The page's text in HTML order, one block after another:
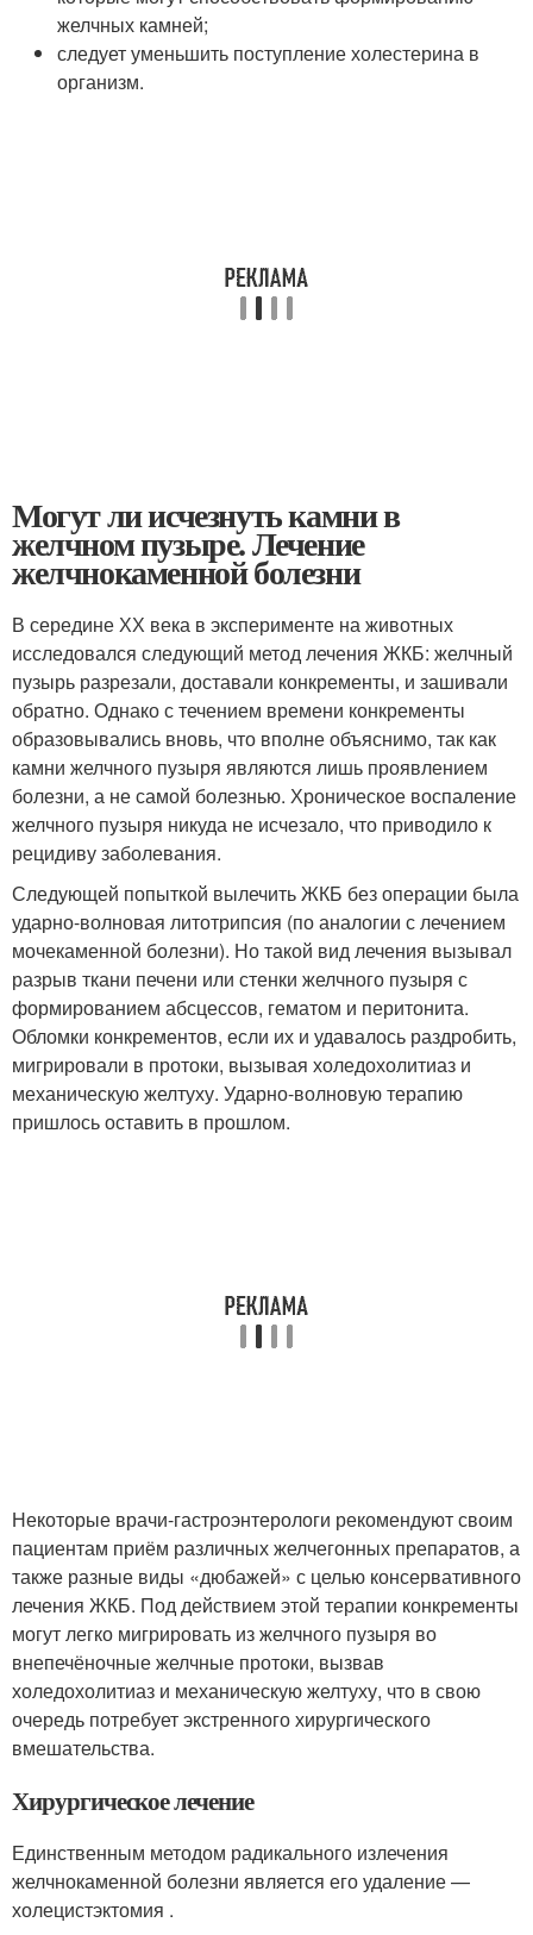
желчных камней;
следует уменьшить поступление холестерина в
организм.
Могут ли исчезнуть камни в
желчном пузыре. Лечение
желчнокаменной болезни
В середине ХХ века в эксперименте на животных
исследовался следующий метод лечения ЖКБ: желчный
пузырь разрезали, доставали конкременты, и зашивали
обратно. Однако с течением времени конкременты
образовывались вновь, что вполне объяснимо, так как
камни желчного пузыря являются лишь проявлением
болезни, а не самой болезнью. Хроническое воспаление
желчного пузыря никуда не исчезало, что приводило к
рецидиву заболевания.
Следующей попыткой вылечить ЖКБ без операции была
ударно-волновая литотрипсия (по аналогии с лечением
мочекаменной болезни). Но такой вид лечения вызывал
разрыв ткани печени или стенки желчного пузыря с
формированием абсцессов, гематом и перитонита.
Обломки конкрементов, если их и удавалось раздробить,
мигрировали в протоки, вызывая холедохолитиаз и
механическую желтуху. Ударно-волновую терапию
пришлось оставить в прошлом.
Некоторые врачи-гастроэнтерологи рекомендуют своим
пациентам приём различных желчегонных препаратов, а
также разные виды «дюбажей» с целью консервативного
лечения ЖКБ. Под действием этой терапии конкременты
могут легко мигрировать из желчного пузыря во
внепечёночные желчные протоки, вызвав
холедохолитиаз и механическую желтуху, что в свою
очередь потребует экстренного хирургического
вмешательства.
Хирургическое лечение
Единственным методом радикального излечения
желчнокаменной болезни является его удаление —
холецистэктомия .